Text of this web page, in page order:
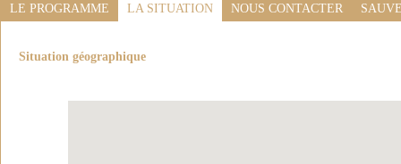
LE PROGRAMME LA SITUATION NOUS CONTACTER
Situation géographique